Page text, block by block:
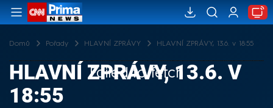
Domů Pořady HLAVNÍ ZPRÁVY HLAVNÍ ZPRÁVY, 13.6. v 18:55
Failed to fetch
HLAVNÍ ZPRÁVY, 13.6. V
18:55